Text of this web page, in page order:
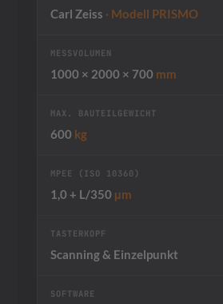
Carl Zeiss · Modell PRISMO
MESSVOLUMEN
1000 × 2000 × 700 mm
MAX. BAUTEILGEWICHT
600 kg
MPEE (ISO 10360)
1,0 + L/350 µm
TASTERKOPF
Scanning & Einzelpunkt
SOFTWARE